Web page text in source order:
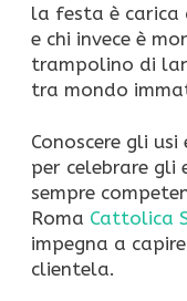
la festa è carica
e chi invece è
trampolino di
tra mondo
Conoscere gli
per celebrare gli
sempre
Roma Cattolica
impegna a
clientela.